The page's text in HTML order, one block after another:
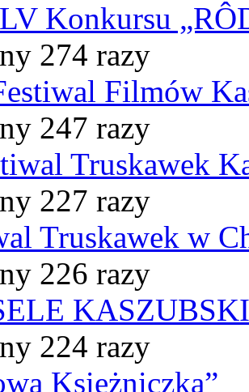
Konkursu
274 razy
Filmów
247 razy
Truskawek
227 razy
Truskawek w
226 razy
224 razy
Księżniczka”